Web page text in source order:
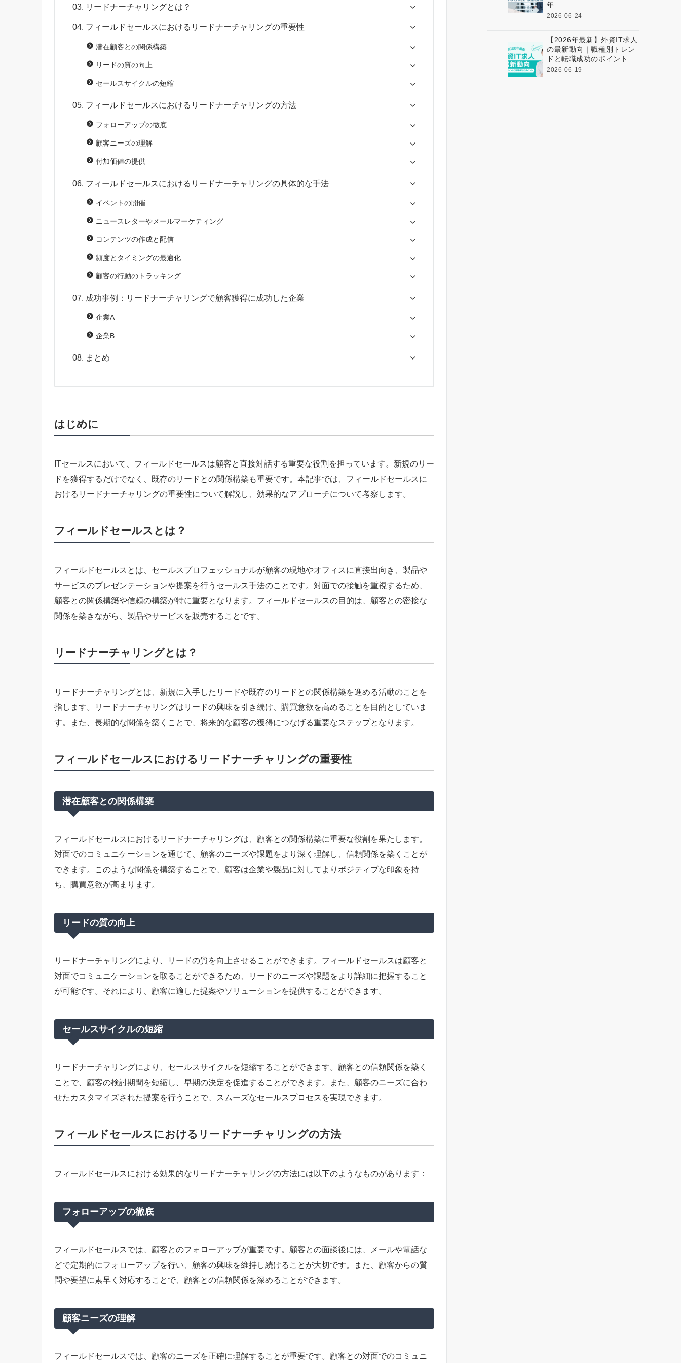
リードナーチャリングとは？
フィールドセールスにおけるリードナーチャリングの重要性
潜在顧客との関係構築
リードの質の向上
セールスサイクルの短縮
フィールドセールスにおけるリードナーチャリングの方法
フォローアップの徹底
顧客ニーズの理解
付加価値の提供
フィールドセールスにおけるリードナーチャリングの具体的な手法
イベントの開催
ニュースレターやメールマーケティング
コンテンツの作成と配信
頻度とタイミングの最適化
顧客の行動のトラッキング
成功事例：リードナーチャリングで顧客獲得に成功した企業
企業A
企業B
まとめ
はじめに
ITセールスにおいて、フィールドセールスは顧客と直接対話する重要な役割を担っています。新規のリー
ドを獲得するだけでなく、既存のリードとの関係構築も重要です。本記事では、フィールドセールスに
おけるリードナーチャリングの重要性について解説し、効果的なアプローチについて考察します。
フィールドセールスとは？
フィールドセールスとは、セールスプロフェッショナルが顧客の現地やオフィスに直接出向き、製品や
サービスのプレゼンテーションや提案を行うセールス手法のことです。対面での接触を重視するため、
顧客との関係構築や信頼の構築が特に重要となります。フィールドセールスの目的は、顧客との密接な
関係を築きながら、製品やサービスを販売することです。
リードナーチャリングとは？
リードナーチャリングとは、新規に入手したリードや既存のリードとの関係構築を進める活動のことを
指します。リードナーチャリングはリードの興味を引き続け、購買意欲を高めることを目的としていま
す。また、長期的な関係を築くことで、将来的な顧客の獲得につなげる重要なステップとなります。
フィールドセールスにおけるリードナーチャリングの重要性
潜在顧客との関係構築
フィールドセールスにおけるリードナーチャリングは、顧客との関係構築に重要な役割を果たします。
対面でのコミュニケーションを通じて、顧客のニーズや課題をより深く理解し、信頼関係を築くことが
できます。このような関係を構築することで、顧客は企業や製品に対してよりポジティブな印象を持
ち、購買意欲が高まります。
リードの質の向上
リードナーチャリングにより、リードの質を向上させることができます。フィールドセールスは顧客と
対面でコミュニケーションを取ることができるため、リードのニーズや課題をより詳細に把握すること
が可能です。それにより、顧客に適した提案やソリューションを提供することができます。
セールスサイクルの短縮
リードナーチャリングにより、セールスサイクルを短縮することができます。顧客との信頼関係を築く
ことで、顧客の検討期間を短縮し、早期の決定を促進することができます。また、顧客のニーズに合わ
せたカスタマイズされた提案を行うことで、スムーズなセールスプロセスを実現できます。
フィールドセールスにおけるリードナーチャリングの方法
フィールドセールスにおける効果的なリードナーチャリングの方法には以下のようなものがあります：
フォローアップの徹底
フィールドセールスでは、顧客とのフォローアップが重要です。顧客との面談後には、メールや電話な
どで定期的にフォローアップを行い、顧客の興味を維持し続けることが大切です。また、顧客からの質
問や要望に素早く対応することで、顧客との信頼関係を深めることができます。
顧客ニーズの理解
フィールドセールスでは、顧客のニーズを正確に理解することが重要です。顧客との対面でのコミュニ
年...
2026-06-24
【2026年最新】外資IT求人
の最新動向｜職種別トレン
ドと転職成功のポイント
2026-06-19